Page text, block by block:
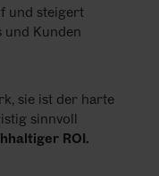
und steigert
und Kunden
sie ist der harte
sinnvoll
ROI.